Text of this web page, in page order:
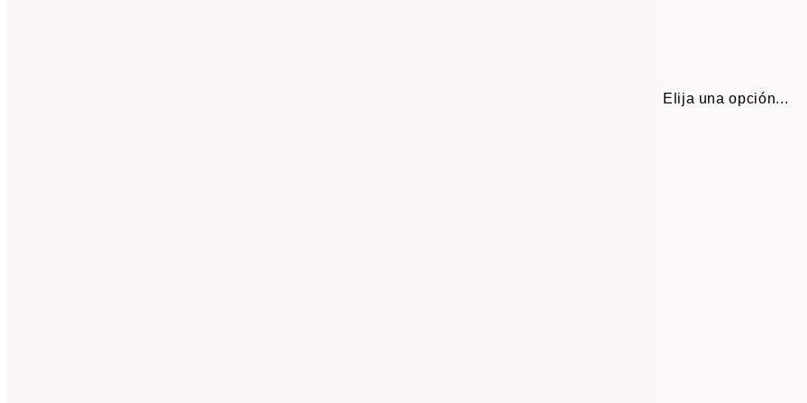
Elija una opción...